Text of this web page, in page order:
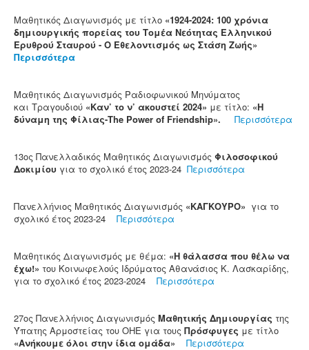
Μαθητικός Διαγωνισμός με τίτλο «1924-2024: 100 χρόνια
δημιουργικής πορείας του Τομέα Νεότητας Ελληνικού
Ερυθρού Σταυρού - Ο Εθελοντισμός ως Στάση Ζωής»
Περισσότερα
Μαθητικός Διαγωνισμός Ραδιοφωνικού Μηνύματος
και Τραγουδιού «Καν’ το ν’ ακουστεί 2024» με τίτλο: «Η
δύναμη της Φίλιας-The Power of Friendship». Περισσότερα
13ος Πανελλαδικός Μαθητικός Διαγωνισμός Φιλοσοφικού
Δοκιμίου για το σχολικό έτος 2023-24 Περισσότερα
Πανελλήνιος Μαθητικός Διαγωνισμός «ΚΑΓΚΟΥΡΟ» για το
σχολικό έτος 2023-24 Περισσότερα
Μαθητικός Διαγωνισμός με θέμα: «Η θάλασσα που θέλω να
έχω!» του Κοινωφελούς Ιδρύματος Αθανάσιος Κ. Λασκαρίδης,
για το σχολικό έτος 2023-2024 Περισσότερα
27ος Πανελλήνιος Διαγωνισμός Μαθητικής Δημιουργίας της
Ύπατης Αρμοστείας του ΟΗΕ για τους Πρόσφυγες με τίτλο
«Ανήκουμε όλοι στην ίδια ομάδα»
Περισσότερα